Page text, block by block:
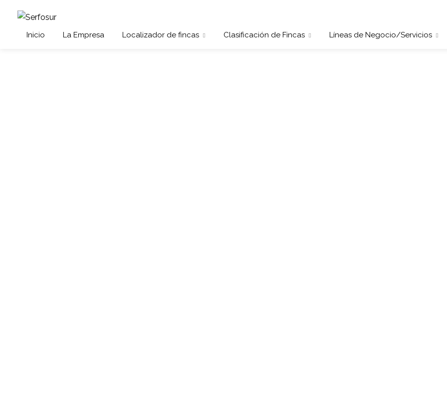
Inicio La Empresa Localizador de fincas Clasificación de Fincas Líneas de Negocio/Servicios